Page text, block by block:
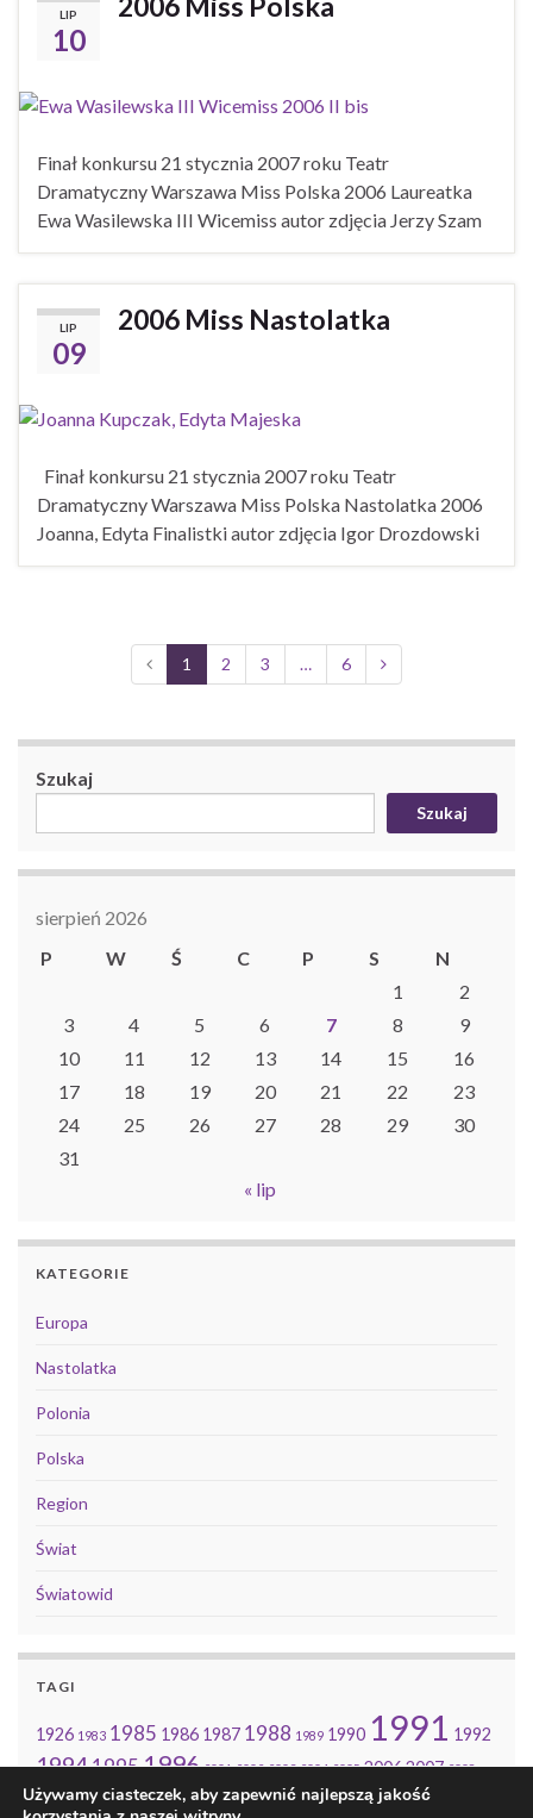
LIP
10
Finał konkursu 21 stycznia 2007 roku Teatr
Dramatyczny Warszawa Miss Polska 2006 Laureatka
Ewa Wasilewska III Wicemiss autor zdjęcia Jerzy Szam
LIP
09
2006 Miss Nastolatka
Finał konkursu 21 stycznia 2007 roku Teatr
Dramatyczny Warszawa Miss Polska Nastolatka 2006
Joanna, Edyta Finalistki autor zdjęcia Igor Drozdowski
1 2 3 … 6
Szukaj
Szukaj
sierpień 2026
P
W Ś C P S
N
1
2
3
4 5 6 7 8
9
10
11 12 13 14 15
16
17
18 19 20 21 22
23
24
25 26 27 28 29
30
31
« lip
KATEGORIE
Europa
Nastolatka
Polonia
Polska
Region
Świat
Światowid
TAGI
1926 1983 1985 1986 1987 1988 1989 1990 1991 1992
199419951996 2001 2002 2003 2004 2005 20062007 2008
2009201020112013 2014
Używamy ciasteczek, aby zapewnić najlepszą jakość